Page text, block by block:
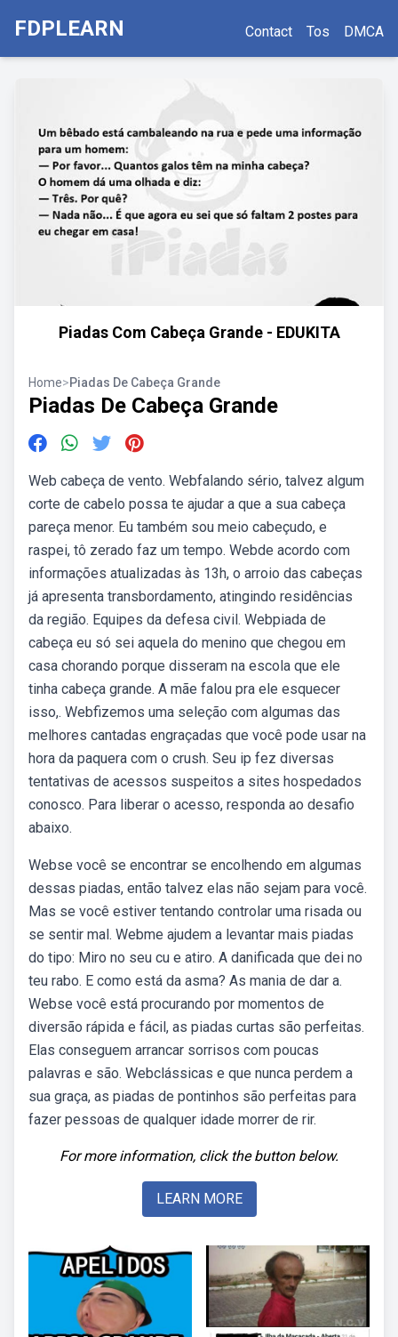
FDPLEARN Contact Tos DMCA
Piadas Com Cabeça Grande - EDUKITA
Home>Piadas De Cabeça Grande
Piadas De Cabeça Grande
Web️ cabeça de vento. Webfalando sério, talvez algum
corte de cabelo possa te ajudar a que a sua cabeça
pareça menor. Eu também sou meio cabeçudo, e
raspei, tô zerado faz um tempo. Webde acordo com
informações atualizadas às 13h, o arroio das cabeças
já apresenta transbordamento, atingindo residências
da região. Equipes da defesa civil. Webpiada de
cabeça eu só sei aquela do menino que chegou em
casa chorando porque disseram na escola que ele
tinha cabeça grande. A mãe falou pra ele esquecer
isso,. Webfizemos uma seleção com algumas das
melhores cantadas engraçadas que você pode usar na
hora da paquera com o crush. Seu ip fez diversas
tentativas de acessos suspeitos a sites hospedados
conosco. Para liberar o acesso, responda ao desafio
abaixo.
Webse você se encontrar se encolhendo em algumas
dessas piadas, então talvez elas não sejam para você.
Mas se você estiver tentando controlar uma risada ou
se sentir mal. Webme ajudem a levantar mais piadas
do tipo: Miro no seu cu e atiro. A danificada que dei no
teu rabo. E como está da asma? As mania de dar a.
Webse você está procurando por momentos de
diversão rápida e fácil, as piadas curtas são perfeitas.
Elas conseguem arrancar sorrisos com poucas
palavras e são. Webclássicas e que nunca perdem a
sua graça, as piadas de pontinhos são perfeitas para
fazer pessoas de qualquer idade morrer de rir.
For more information, click the button below.
LEARN MORE